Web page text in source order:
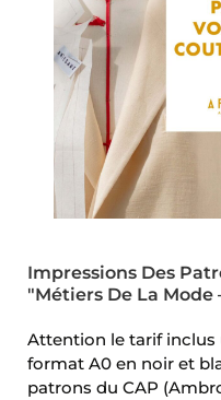
Impressions Des
"Métiers De La Mode
Attention le tarif inclus
format A0 en noir et
patrons du CAP